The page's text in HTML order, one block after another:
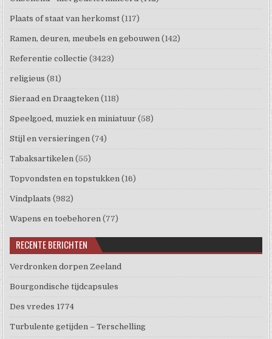
Plaats of staat van herkomst (117)
Ramen, deuren, meubels en gebouwen (142)
Referentie collectie (3423)
religieus (81)
Sieraad en Draagteken (118)
Speelgoed, muziek en miniatuur (58)
Stijl en versieringen (74)
Tabaksartikelen (55)
Topvondsten en topstukken (16)
Vindplaats (982)
Wapens en toebehoren (77)
RECENTE BERICHTEN
Verdronken dorpen Zeeland
Bourgondische tijdcapsules
Des vredes 1774
Turbulente getijden – Terschelling